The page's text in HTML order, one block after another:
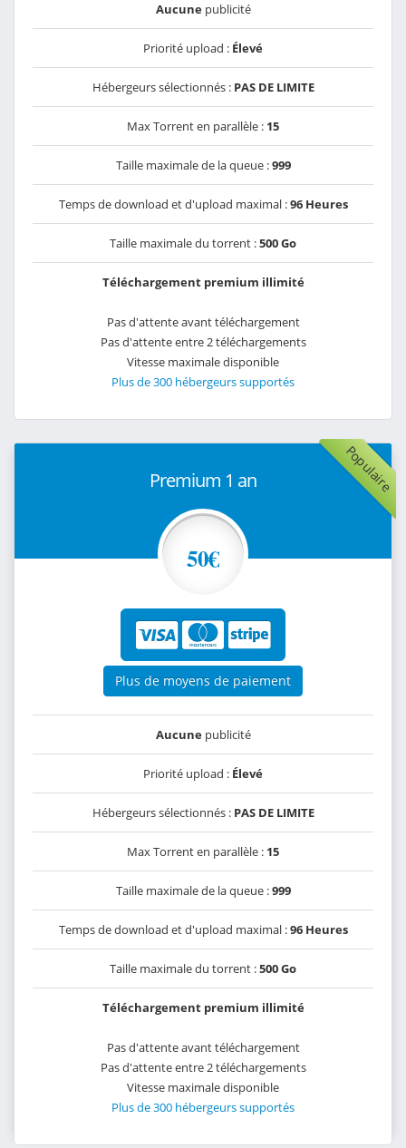
Aucunepublicité
Priorité upload : Élevé
Hébergeurs sélectionnés : PAS DE LIMITE
Max Torrent en parallèle : 15
Taille maximale de la queue :999
Temps de download et d'upload maximal :96 Heures
Taille maximale du torrent :500 Go
Téléchargement premium illimité
Pas d'attente avant téléchargement
Pas d'attente entre 2 téléchargements
Vitesse maximale disponible
Plus de 300 hébergeurs supportés
Populaire
Premium 1 an
50€
Plus de moyens de paiement
Aucunepublicité
Priorité upload : Élevé
Hébergeurs sélectionnés : PAS DE LIMITE
Max Torrent en parallèle : 15
Taille maximale de la queue :999
Temps de download et d'upload maximal :96 Heures
Taille maximale du torrent :500 Go
Téléchargement premium illimité
Pas d'attente avant téléchargement
Pas d'attente entre 2 téléchargements
Vitesse maximale disponible
Plus de 300 hébergeurs supportés